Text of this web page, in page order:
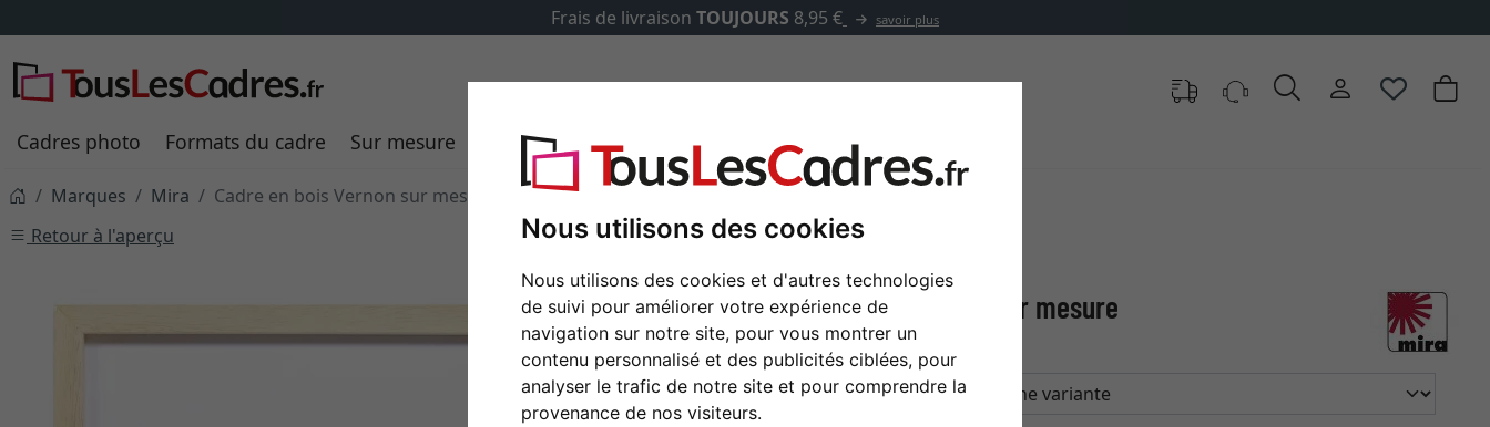
Nous utilisons des cookies
Nous utilisons des cookies et d'autres technologies
de suivi pour améliorer votre expérience de
navigation sur notre site, pour vous montrer un
contenu personnalisé et des publicités ciblées, pour
analyser le trafic de notre site et pour comprendre la
provenance de nos visiteurs.
Frais de livraison TOUJOURS 8,95 € savoir plus
Cadres photo Formats du cadre Sur mesure Passe-partout Marques Accessoires
Marques Mira
Cadre en bois Vernon sur mesure
Retour à l'aperçu
Cadre en bois Vernon sur mesure
couleur